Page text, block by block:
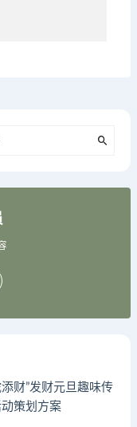
财”发财元旦趣味传
策划方案